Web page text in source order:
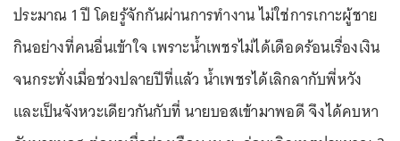
ประมาณ 1 ปี โดยรู้จักกันผ่านการทำงาน ไม่ใช่การเกาะผู้ชาย
กินอย่างที่คนอื่นเข้าใจ เพราะน้ำเพชรไม่ได้เดือดร้อนเรื่องเงิน
จนกระทั่งเมื่อช่วงปลายปีที่แล้ว น้ำเพชรได้เลิกลากับพี่หวัง
และเป็นจังหวะเดียวกันกับที่ นายบอสเข้ามาพอดี จึงได้คบหา